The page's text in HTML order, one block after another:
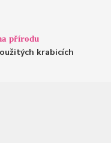
přírodu
krabicích